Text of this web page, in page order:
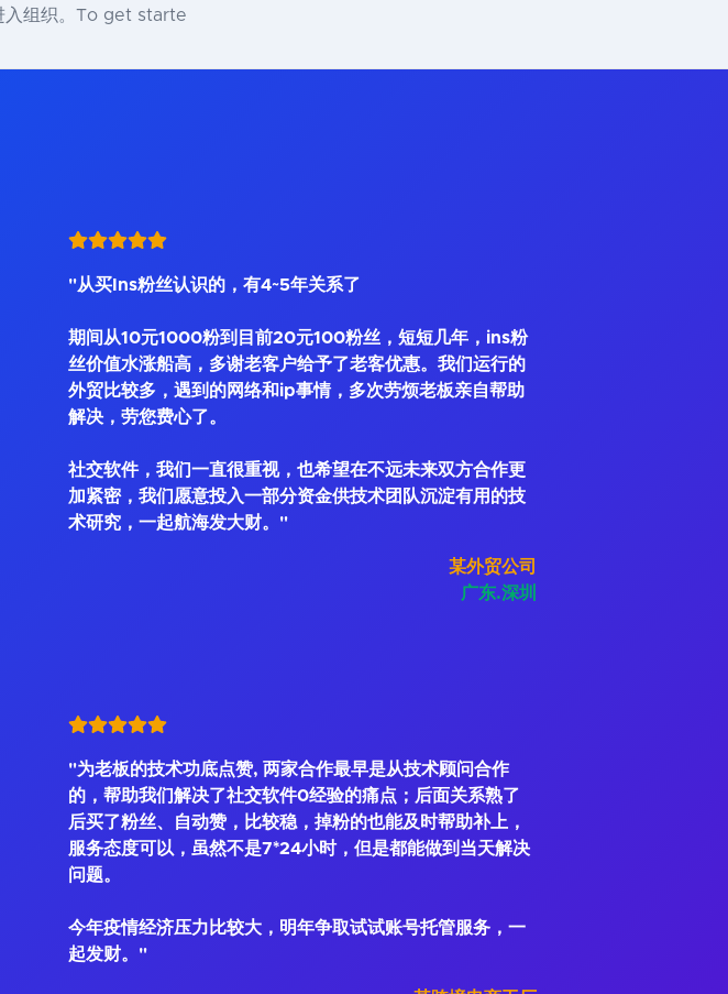
入组织。To get starte
"从买Ins粉丝认识的，有4~5年关系了
期间从10元1000粉到目前20元100粉丝，短短几年，ins粉
丝价值水涨船高，多谢老客户给予了老客优惠。我们运行的
外贸比较多，遇到的网络和ip事情，多次劳烦老板亲自帮助
解决，劳您费心了。
社交软件，我们一直很重视，也希望在不远未来双方合作更
加紧密，我们愿意投入一部分资金供技术团队沉淀有用的技
术研究，一起航海发大财。"
某外贸公司
广东.深圳
"为老板的技术功底点赞, 两家合作最早是从技术顾问合作
的，帮助我们解决了社交软件0经验的痛点；后面关系熟了
后买了粉丝、自动赞，比较稳，掉粉的也能及时帮助补上，
服务态度可以，虽然不是7*24小时，但是都能做到当天解决
问题。
今年疫情经济压力比较大，明年争取试试账号托管服务，一
起发财。"